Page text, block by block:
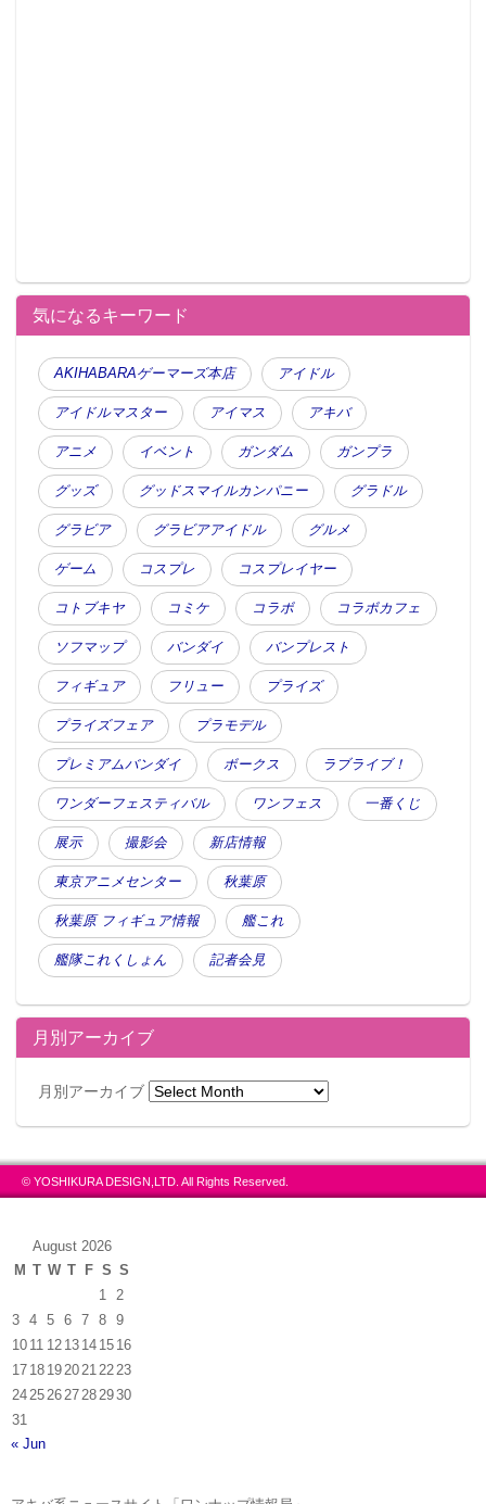
気になるキーワード
AKIHABARAゲーマーズ本店 アイドル
アイドルマスター アイマス アキバ
アニメ イベント ガンダム ガンプラ
グッズ グッドスマイルカンパニー グラドル
グラビア グラビアアイドル グルメ
ゲーム コスプレ コスプレイヤー
コトブキヤ コミケ コラボ コラボカフェ
ソフマップ バンダイ バンプレスト
フィギュア フリュー プライズ
プライズフェア プラモデル
プレミアムバンダイ ボークス ラブライブ！
ワンダーフェスティバル ワンフェス 一番くじ
展示 撮影会 新店情報
東京アニメセンター 秋葉原
秋葉原 フィギュア情報 艦これ
艦隊これくしょん 記者会見
月別アーカイブ
月別アーカイブ
© YOSHIKURA DESIGN,LTD. All Rights Reserved.
August 2026
M T W T F S S
1
2
3
4 5 6 7 8
9
10 11 12 13 14 15 16
17 18 19 20 21 22 23
24 25 26 27 28 2930
31
« Jun